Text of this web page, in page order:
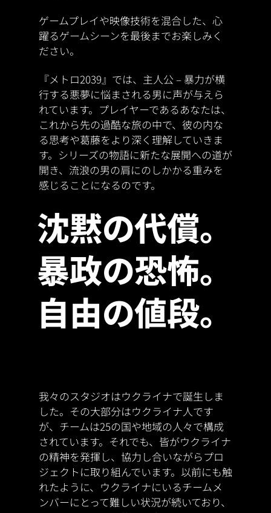
ゲームプレイや映像技術を混合した、心
躍るゲームシーンを最後までお楽しみく
ださい。
『メトロ2039』では、主人公 – 暴力が横
行する悪夢に悩まされる男に声が与えら
れています。プレイヤーであるあなたは、
これから先の過酷な旅の中で、彼の内な
る思考や葛藤をより深く理解していきま
す。シリーズの物語に新たな展開への道が
開き、流浪の男の肩にのしかかる重みを
感じることになるのです。
沈黙の代償。
暴政の恐怖。
自由の値段。
我々のスタジオはウクライナで誕生しま
した。その大部分はウクライナ人です
が、チームは25の国や地域の人々で構成
されています。それでも、皆がウクライナ
の精神を発揮し、協力し合いながらプロ
ジェクトに取り組んでいます。以前にも触
れたように、ウクライナにいるチームメ
ンバーにとって難しい状況が続いており、